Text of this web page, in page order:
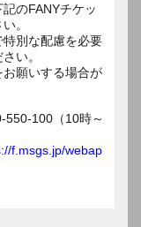
のFANYチケッ
。
別な配慮を必要
い。
願いする場合が
100（10時～
f.msgs.jp/webap